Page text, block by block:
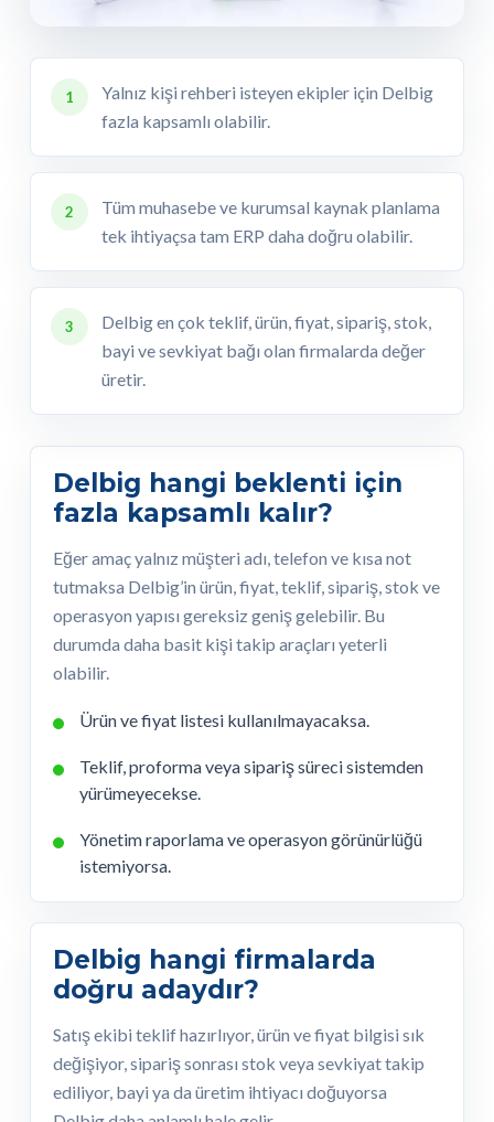
1
Yalnız kişi rehberi isteyen ekipler için Delbig
fazla kapsamlı olabilir.
2
Tüm muhasebe ve kurumsal kaynak planlama
tek ihtiyaçsa tam ERP daha doğru olabilir.
3
Delbig en çok teklif, ürün, fiyat, sipariş, stok,
bayi ve sevkiyat bağı olan firmalarda değer
üretir.
Delbig hangi beklenti için
fazla kapsamlı kalır?
Eğer amaç yalnız müşteri adı, telefon ve kısa not
tutmaksa Delbig’in ürün, fiyat, teklif, sipariş, stok ve
operasyon yapısı gereksiz geniş gelebilir. Bu
durumda daha basit kişi takip araçları yeterli
olabilir.
Ürün ve fiyat listesi kullanılmayacaksa.
Teklif, proforma veya sipariş süreci sistemden
yürümeyecekse.
Yönetim raporlama ve operasyon görünürlüğü
istemiyorsa.
Delbig hangi firmalarda
doğru adaydır?
Satış ekibi teklif hazırlıyor, ürün ve fiyat bilgisi sık
değişiyor, sipariş sonrası stok veya sevkiyat takip
ediliyor, bayi ya da üretim ihtiyacı doğuyorsa